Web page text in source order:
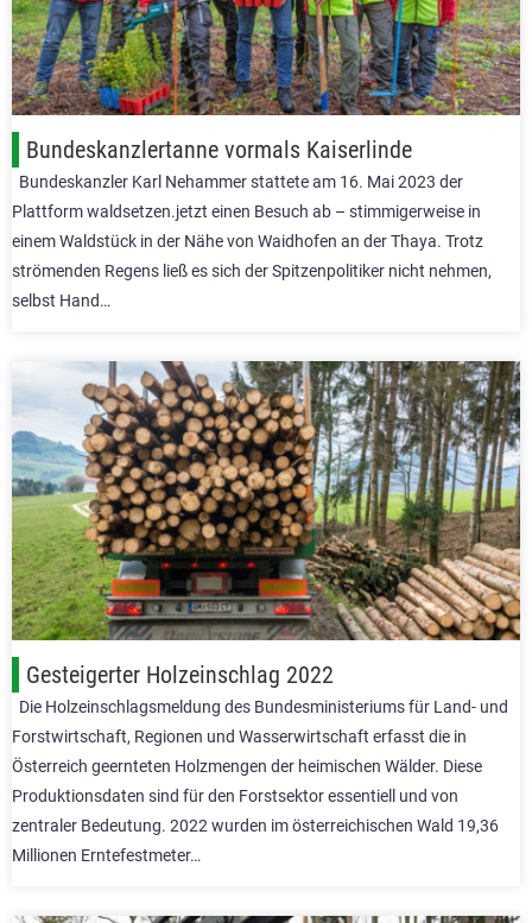
Bundeskanzlertanne vormals Kaiserlinde
Bundeskanzler Karl Nehammer stattete am 16. Mai 2023 der
Plattform waldsetzen.jetzt einen Besuch ab – stimmigerweise in
einem Waldstück in der Nähe von Waidhofen an der Thaya. Trotz
strömenden Regens ließ es sich der Spitzenpolitiker nicht nehmen,
selbst Hand…
Gesteigerter Holzeinschlag 2022
Die Holzeinschlagsmeldung des Bundesministeriums für Land- und
Forstwirtschaft, Regionen und Wasserwirtschaft erfasst die in
Österreich geernteten Holzmengen der heimischen Wälder. Diese
Produktionsdaten sind für den Forstsektor essentiell und von
zentraler Bedeutung. 2022 wurden im österreichischen Wald 19,36
Millionen Erntefestmeter…